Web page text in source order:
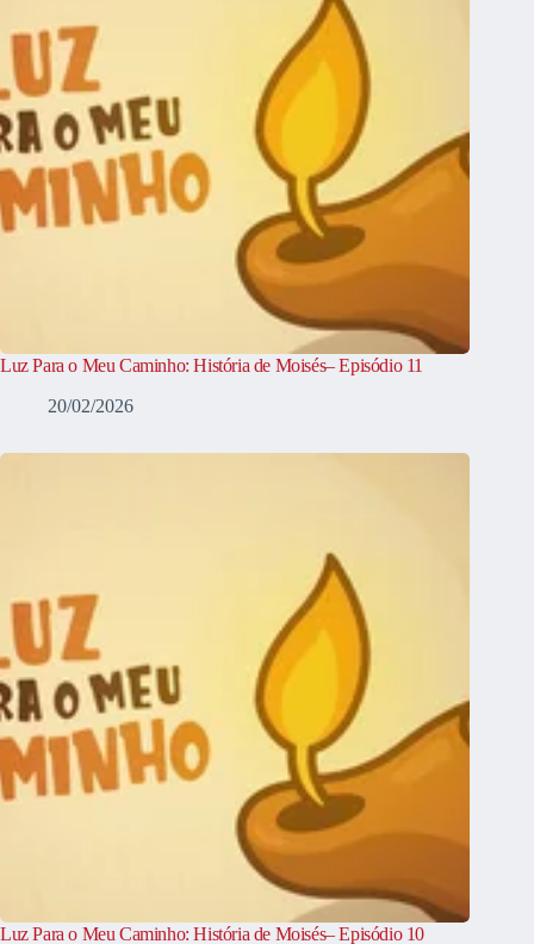
Luz Para o Meu Caminho: História de Moisés– Episódio 11
20/02/2026
Luz Para o Meu Caminho: História de Moisés– Episódio 10